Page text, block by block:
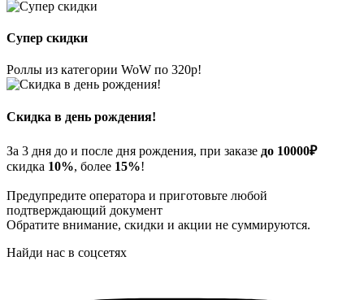
Супер скидки
Роллы из категории WoW по 320р!
Скидка в день рождения!
За 3 дня до и после дня рождения, при заказе до 10000₽
скидка 10%, более 15%!
Предупредите оператора и приготовьте любой
подтверждающий документ
Обратите внимание, скидки и акции не суммируются.
Найди нас в соцсетях